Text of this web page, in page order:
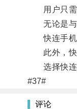
用户只需
无论是与
快连手机
此外，快
选择快连
#37#
评论